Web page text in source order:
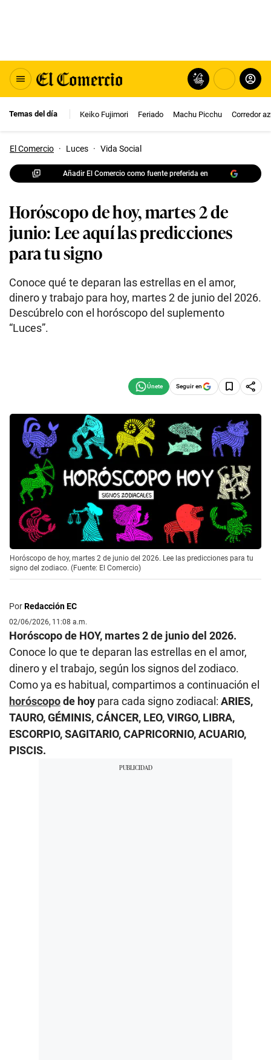
Temas del día Keiko Fujimori Feriado Machu Picchu Corredor
El Comercio · Luces · Vida Social
Añadir El Comercio como fuente preferida en
Horóscopo de hoy, martes 2 de
junio: Lee aquí las predicciones
para tu signo
Conoce qué te deparan las estrellas en el amor,
dinero y trabajo para hoy, martes 2 de junio del 2026.
Descúbrelo con el horóscopo del suplemento
“Luces”.
Seguir en
Horóscopo de hoy, martes 2 de junio del 2026. Lee las predicciones para tu
signo del zodiaco. (Fuente: El Comercio)
PorRedacción EC
02/06/2026, 11:08 a.m.
Horóscopo de HOY, martes 2 de junio del 2026.
Conoce lo que te deparan las estrellas en el amor,
dinero y el trabajo, según los signos del zodiaco.
Como ya es habitual, compartimos a continuación el
horóscopode hoy para cada signo zodiacal: ARIES,
TAURO, GÉMINIS, CÁNCER, LEO, VIRGO, LIBRA,
ESCORPIO, SAGITARIO, CAPRICORNIO, ACUARIO,
PISCIS.